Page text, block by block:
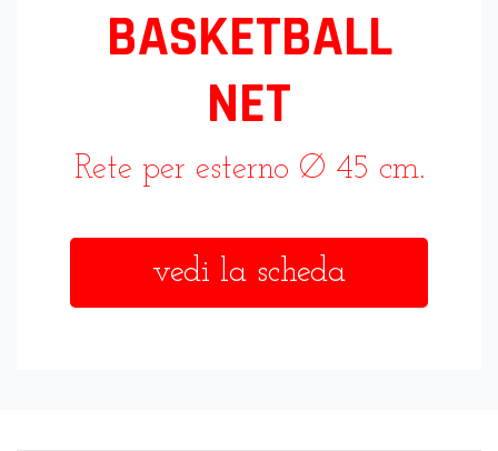
BASKETBALL
NET
Rete per esterno Ø 45 cm.
vedi la scheda